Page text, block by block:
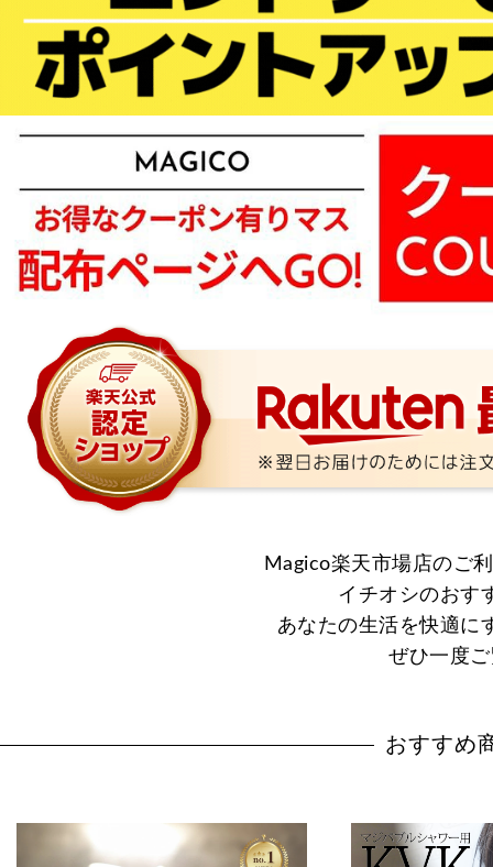
Magico楽天市場店のご
イチオシのおす
あなたの生活を快適に
ぜひ一度
おすすめ